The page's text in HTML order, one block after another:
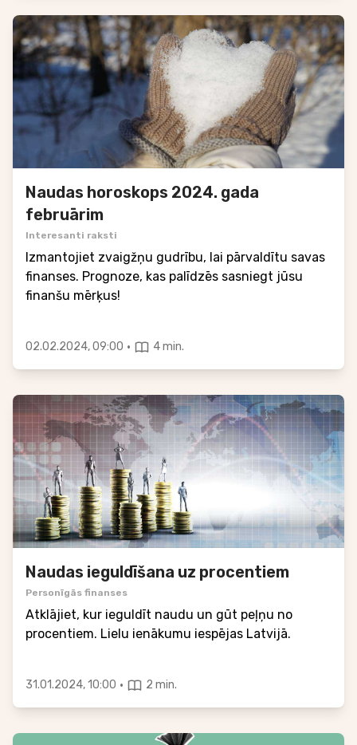
Naudas horoskops 2024. gada
februārim
Interesanti raksti
Izmantojiet zvaigžņu gudrību, lai pārvaldītu savas
finanses. Prognoze, kas palīdzēs sasniegt jūsu
finanšu mērķus!
02.02.2024, 09:00 · 4 min.
Naudas ieguldīšana uz procentiem
Personīgās finanses
Atklājiet, kur ieguldīt naudu un gūt peļņu no
procentiem. Lielu ienākumu iespējas Latvijā.
31.01.2024, 10:00 · 2 min.